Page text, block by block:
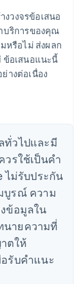
งวงจรข้อเสนอ
บริการของคุณ
หรือไม่ ส่งผลก
อเสนอแนะนี้
างต่อเนื่อง
ทั่วไปและมี
วรใช้เป็นคํา
ไม่รับประกัน
บูรณ์ ความ
ข้อมูลใน
ายความที่
ตให้
รับคําแนะ